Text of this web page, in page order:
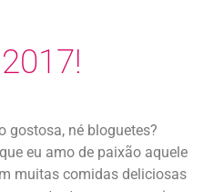
gostosa, né bloguetes?
eu amo de paixão aquele
muitas comidas deliciosas